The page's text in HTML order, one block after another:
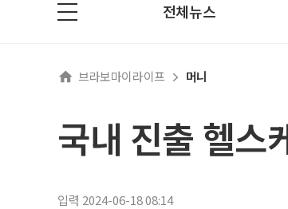
전체뉴스
브라보마이라이프 머니
국내 진출 헬스
입력 2024-06-18 08:14